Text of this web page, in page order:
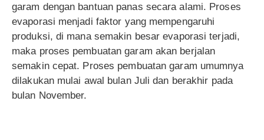
garam dengan bantuan panas secara alami. Proses
evaporasi menjadi faktor yang mempengaruhi
produksi, di mana semakin besar evaporasi terjadi,
maka proses pembuatan garam akan berjalan
semakin cepat. Proses pembuatan garam umumnya
dilakukan mulai awal bulan Juli dan berakhir pada
bulan November.